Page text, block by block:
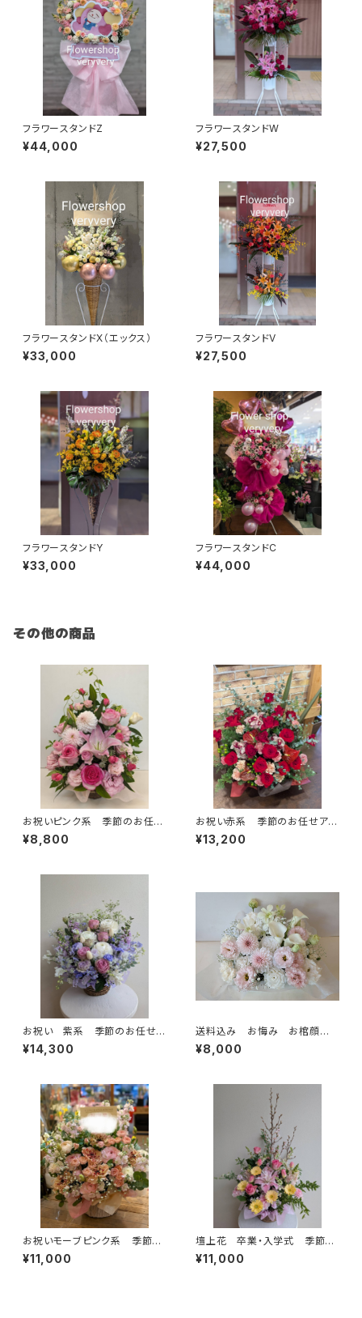
フラワースタンドZ
¥44,000
フラワースタンドW
¥27,500
フラワースタンドX（エックス）
¥33,000
フラワースタンドV
¥27,500
フラワースタンドY
¥33,000
フラワースタンドC
¥44,000
その他の商品
お祝いピンク系 季節のお任せ
アレンジメント 送料別 札別
¥8,800
お祝い赤系 季節のお任せアレ
ンジメント 送料別 札別
¥13,200
お祝い 紫系 季節のお任せア
レンジメント 送料別 札別
¥14,300
送料込み お悔み お棺顔回り
用 白ピンク基調（季節により
花の種類が変更されます）
¥8,000
お祝いモーブピンク系 季節の
お任せアレンジメント 送料
別 札別
¥11,000
壇上花 卒業・入学式 季節の
お任せアレンジメント 送料
別
¥11,000